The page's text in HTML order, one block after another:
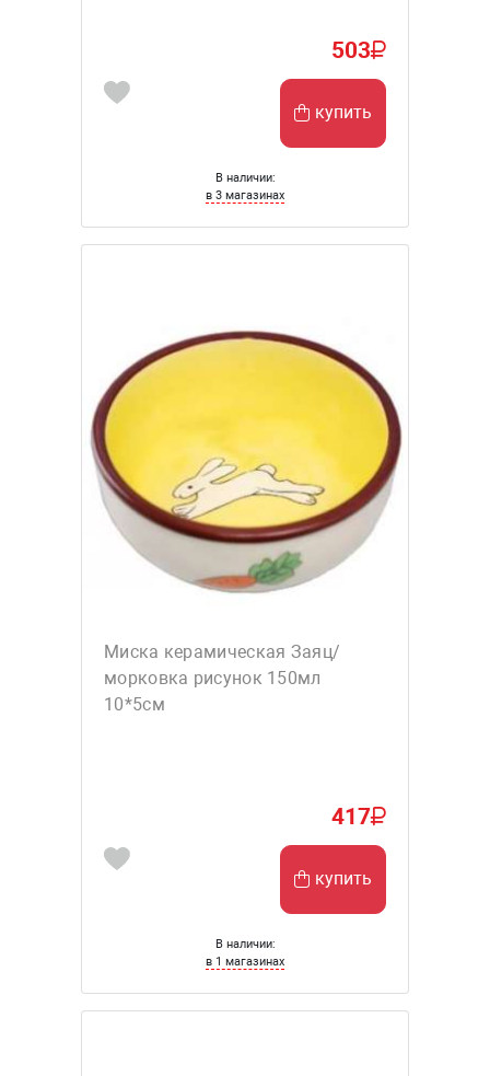
503
купить
В наличии:
в 3 магазинах
Миска керамическая Заяц/
морковка рисунок 150мл
10*5см
417
купить
В наличии:
в 1 магазинах